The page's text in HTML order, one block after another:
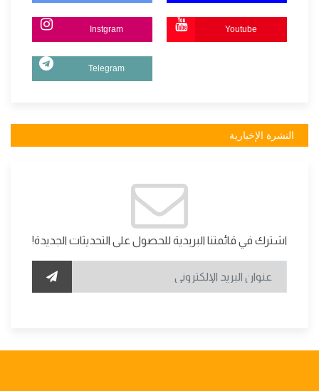
Instgram Youtube
Telegram
النشرة الإخبارية
اشترك في قائمتنا البريدية للحصول على التحديثات الجديدة!